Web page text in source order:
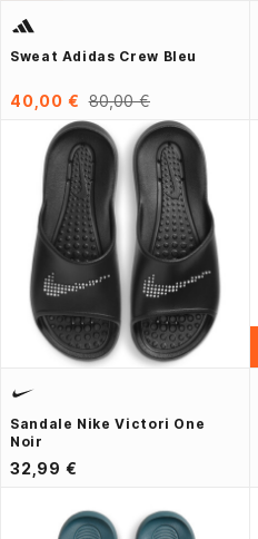
Sweat Adidas Crew Bleu
40,00 € 80,00 €
Sandale Nike Victori One
Noir
32,99 €